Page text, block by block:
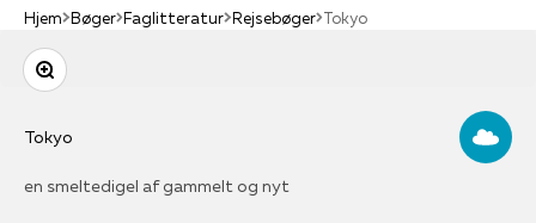
Hjem Bøger Faglitteratur Rejsebøger Tokyo
Zoom
Tokyo
en smeltedigel af gammelt og nyt